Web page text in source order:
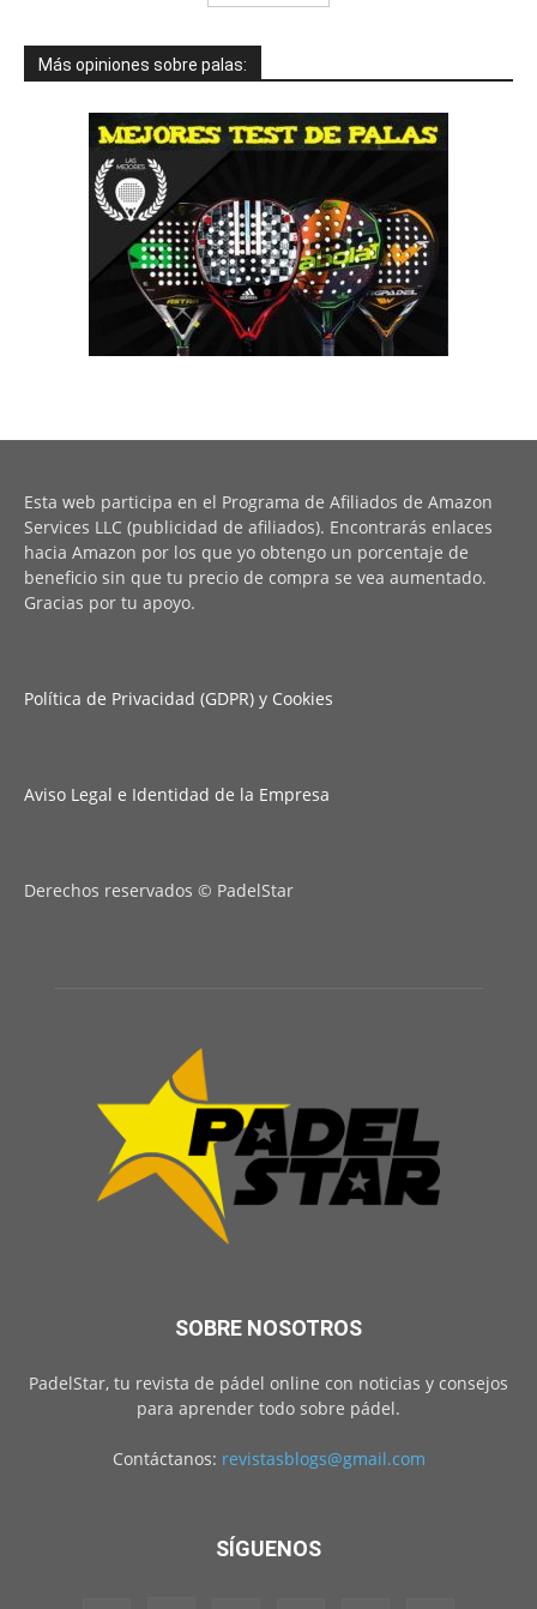
Más opiniones sobre palas:
Esta web participa en el Programa de Afiliados de Amazon
Services LLC (publicidad de afiliados). Encontrarás enlaces
hacia Amazon por los que yo obtengo un porcentaje de
beneficio sin que tu precio de compra se vea aumentado.
Gracias por tu apoyo.
Política de Privacidad (GDPR) y Cookies
Aviso Legal e Identidad de la Empresa
Derechos reservados © PadelStar
SOBRE NOSOTROS
PadelStar, tu revista de pádel online con noticias y consejos
para aprender todo sobre pádel.
Contáctanos: revistasblogs@gmail.com
SÍGUENOS